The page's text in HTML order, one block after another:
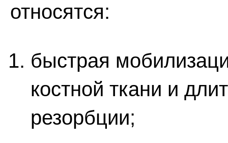
относятся:
быстрая
костной ткани и
резорбции;